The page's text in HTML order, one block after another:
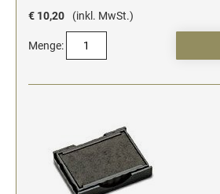
€ 10,20
(inkl. MwSt.)
Menge: